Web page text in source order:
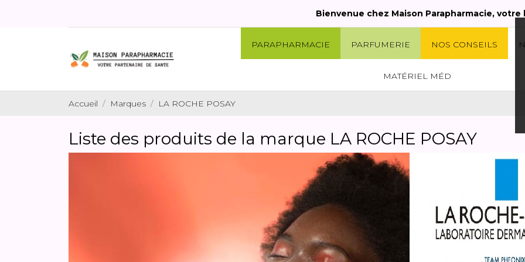
Bienvenue chez Maison Parapharmacie, votre
PARAPHARMACIE PARFUMERIE NOS CONSEILS
MATÉRIEL MÉD
Accueil Marques LA ROCHE POSAY
Liste des produits de la marque LA ROCHE POSAY